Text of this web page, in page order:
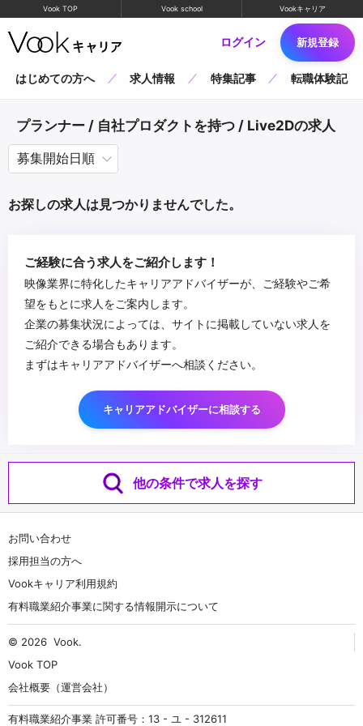
Vook TOP Vook school Vookキャリア
ログイン 新規登録
はじめての方へ 求人情報 特集記事 転職体験記
プランナー / 自社プロダクトを持つ / Live2Dの求人
お探しの求人は見つかりませんでした。
ご経験に合う求人をご紹介します！
映像業界に特化したキャリアアドバイザーが、ご経験やご希
望をもとに求人をご案内します。
企業の募集状況によっては、サイトに掲載していない求人を
ご紹介できる場合もあります。
まずはキャリアアドバイザーへ相談ください。
キャリアアドバイザーに相談する
他の条件で求人を探す
お問い合わせ
採用担当の方へ
Vookキャリア利用規約
有料職業紹介事業に関する情報開示について
© 2026 Vook.
Vook TOP
会社概要（運営会社）
有料職業紹介事業 許可番号：13 - ユ - 312611